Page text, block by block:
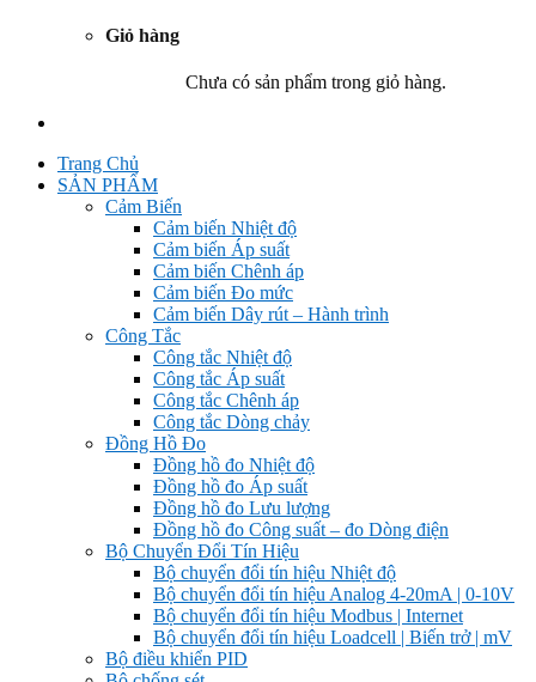
Giỏ hàng
Chưa có sản phẩm trong giỏ hàng.
Trang Chủ
SẢN PHẨM
Cảm Biến
Cảm biến Nhiệt độ
Cảm biến Áp suất
Cảm biến Chênh áp
Cảm biến Đo mức
Cảm biến Dây rút – Hành trình
Công Tắc
Công tắc Nhiệt độ
Công tắc Áp suất
Công tắc Chênh áp
Công tắc Dòng chảy
Đồng Hồ Đo
Đồng hồ đo Nhiệt độ
Đồng hồ đo Áp suất
Đồng hồ đo Lưu lượng
Đồng hồ đo Công suất – đo Dòng điện
Bộ Chuyển Đổi Tín Hiệu
Bộ chuyển đổi tín hiệu Nhiệt độ
Bộ chuyển đổi tín hiệu Analog 4-20mA | 0-10V
Bộ chuyển đổi tín hiệu Modbus | Internet
Bộ chuyển đổi tín hiệu Loadcell | Biến trở | mV
Bộ điều khiển PID